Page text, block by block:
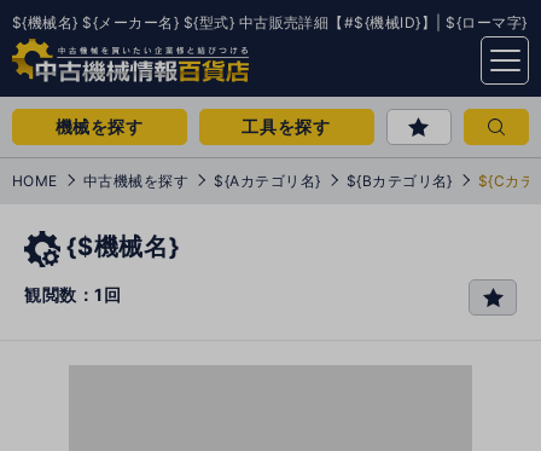
${機械名} ${メーカー名} ${型式} 中古販売詳細【#${機械ID}】| ${ローマ字}
menu
機械を探す 工具を探す
HOME 中古機械を探す ${Aカテゴリ名} ${Bカテゴリ名} ${Cカテ
{$機械名}
観閲数：1回
favo